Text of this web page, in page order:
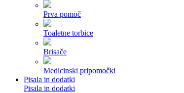
Prva pomoč
Toaletne torbice
Brisače
Medicinski pripomočki
Pisala in dodatki
Pisala in dodatki